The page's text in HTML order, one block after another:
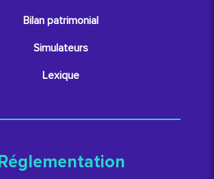
Bilan patrimonial
Simulateurs
Lexique
Réglementation